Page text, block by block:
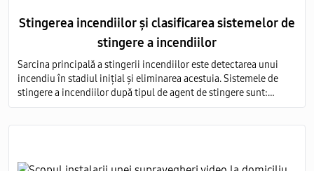
Stingerea incendiilor și clasificarea sistemelor de
stingere a incendiilor
Sarcina principală a stingerii incendiilor este detectarea unui
incendiu în stadiul inițial și eliminarea acestuia. Sistemele de
stingere a incendiilor după tipul de agent de stingere sunt:
aerosoli; apă; pulbere; gaz; spumă.